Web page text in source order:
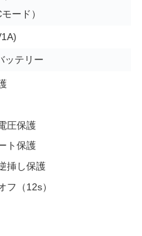
ード）
ッテリー
圧保護
ト保護
挿し保護
フ（12s）